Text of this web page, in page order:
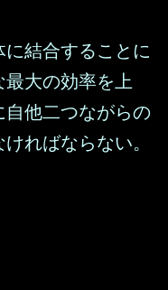
結合することに
大の効率を上
他二つながらの
ればならない。